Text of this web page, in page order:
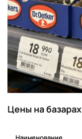
Цены на базарах